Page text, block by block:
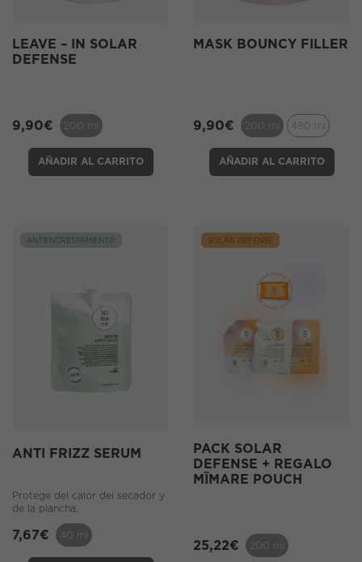
LEAVE – IN SOLAR
DEFENSE
9,90€ 200 ml
AÑADIR AL CARRITO
MASK BOUNCY FILLER
9,90€ 200 ml 480 ml
AÑADIR AL CARRITO
ANTIENCRESPAMIENTO
ANTI FRIZZ SERUM
Protege del calor del secador y
de la plancha.
7,67€ 40 ml
SOLAR DEFENSE
PACK SOLAR
DEFENSE + REGALO
MÏMARE POUCH
25,22€ 200 ml